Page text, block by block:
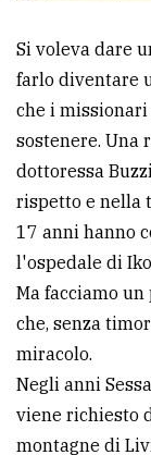
Si voleva dare
farlo diventare
che i missionari
sostenere. Una
dottoressa
rispetto e nella
17 anni hanno
l'ospedale di
Ma facciamo
che, senza
miracolo.
Negli anni
viene richiesto
montagne di